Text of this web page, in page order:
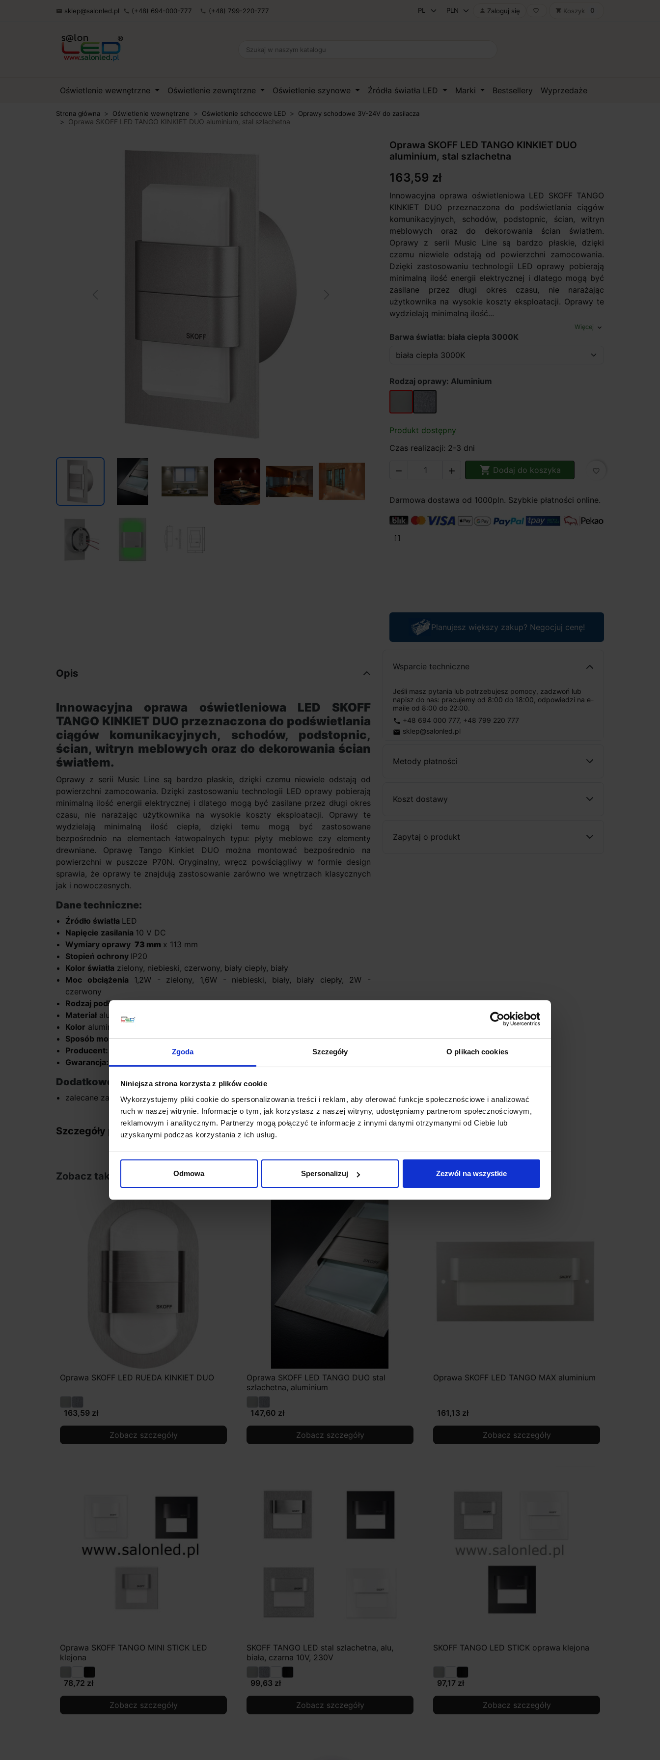
Zgoda Szczegóły O plikach cookies
Niniejsza strona korzysta z plików cookie
Wykorzystujemy pliki cookie do spersonalizowania treści i reklam, aby oferować funkcje społecznościowe i analizować
ruch w naszej witrynie. Informacje o tym, jak korzystasz z naszej witryny, udostępniamy partnerom społecznościowym,
reklamowym i analitycznym. Partnerzy mogą połączyć te informacje z innymi danymi otrzymanymi od Ciebie lub
uzyskanymi podczas korzystania z ich usług.
Odmowa Spersonalizuj Zezwól na wszystkie
 sklep@salonled.pl phone (+48) 694-000-777 phone (+48) 799-220-777  Zaloguj się favorite_border shopping_cart Koszyk 0
Oświetlenie wewnętrzne Oświetlenie zewnętrzne Oświetlenie szynowe Źródła światła LED Marki Bestsellery Wyprzedaże
Strona główna Oświetlenie wewnętrzne Oświetlenie schodowe LED Oprawy schodowe 3V-24V do zasilacza
Oprawa SKOFF LED TANGO KINKIET DUO aluminium, stal szlachetna
Oprawa SKOFF LED TANGO KINKIET DUO
aluminium, stal szlachetna
163,59 zł
Innowacyjna oprawa oświetleniowa LED SKOFF TANGO
KINKIET DUO przeznaczona do podświetlania ciągów
komunikacyjnych, schodów, podstopnic, ścian, witryn
meblowych oraz do dekorowania ścian światłem.
Oprawy z serii Music Line są bardzo płaskie, dzięki
czemu niewiele odstają od powierzchni zamocowania.
Dzięki zastosowaniu technologii LED oprawy pobierają
minimalną ilość energii elektrycznej i dlatego mogą być
zasilane przez długi okres czasu, nie narażając
użytkownika na wysokie koszty eksploatacji. Oprawy te
wydzielają minimalną ilość...
Więcej expand_more
Barwa światła: biała ciepła 3000K
Rodzaj oprawy: Aluminium
AluminiumStal szlachetna
Produkt dostępny
Czas realizacji: 2-3 dni
   Dodaj do koszyka favorite_border
Darmowa dostawa od 1000pln. Szybkie płatności online.
Planujesz większy zakup? Negocjuj cenę!
Wsparcie techniczne
Jeśli masz pytania lub potrzebujesz pomocy, zadzwoń lub
napisz do nas: pracujemy od 8:00 do 18:00, odpowiedzi na e-
maile od 8:00 do 22:00.
phone +48 694 000 777, +48 799 220 777
email sklep@salonled.pl
Metody płatności
Koszt dostawy
Zapytaj o produkt
Opis
Innowacyjna oprawa oświetleniowa LED SKOFF
TANGO KINKIET DUO przeznaczona do podświetlania
ciągów komunikacyjnych, schodów, podstopnic,
ścian, witryn meblowych oraz do dekorowania ścian
światłem.
Oprawy z serii Music Line są bardzo płaskie, dzięki czemu niewiele odstają od
powierzchni zamocowania. Dzięki zastosowaniu technologii LED oprawy pobierają
minimalną ilość energii elektrycznej i dlatego mogą być zasilane przez długi okres
czasu, nie narażając użytkownika na wysokie koszty eksploatacji. Oprawy te
wydzielają minimalną ilość ciepła, dzięki temu mogą być zastosowane
bezpośrednio na elementach łatwopalnych typu: płyty meblowe czy elementy
drewniane. Oprawę Tango Kinkiet DUO można montować bezpośrednio na
powierzchni w puszcze P70N. Oryginalny, wręcz powściągliwy w formie design
sprawia, że oprawy te znajdują zastosowanie zarówno we wnętrzach klasycznych
jak i nowoczesnych.
Dane techniczne:
Źródło światła LED
Napięcie zasilania 10 V DC
Wymiary oprawy73 mm x 113 mm
Stopień ochrony IP20
Kolor światła zielony, niebieski, czerwony, biały ciepły, biały
Moc obciążenia 1,2W - zielony, 1,6W - niebieski, biały, biały ciepły, 2W -
czerwony
Rodzaj podłączeniarównoległy
Materiał aluminium lub stal szlachetna
Kolor aluminium lub inox
Sposób montażubezpośrednio na powierzchni w puszce P70N
Producent:
Gwarancja:
Dodatkowe informacje:
zalecane zasilacze ZOL6, ZOL7, ZOL15, ZOL16 - dobieramy do mocy opraw
Szczegóły produktu
Zobacz także
Oprawa SKOFF LED RUEDA KINKIET DUO
163,59 zł
Zobacz szczegóły
Oprawa SKOFF LED TANGO DUO stal
szlachetna, aluminium
147,60 zł
Zobacz szczegóły
Oprawa SKOFF LED TANGO MAX aluminium
161,13 zł
Zobacz szczegóły
Oprawa SKOFF TANGO MINI STICK LED
klejona
78,72 zł
Zobacz szczegóły
SKOFF TANGO LED stal szlachetna, alu,
biała, czarna 10V, 230V
99,63 zł
Zobacz szczegóły
SKOFF TANGO LED STICK oprawa klejona
97,17 zł
Zobacz szczegóły